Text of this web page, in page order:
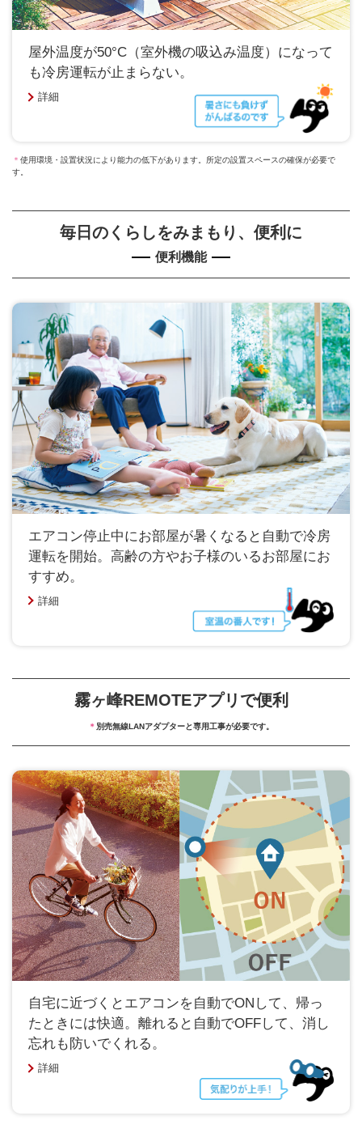
屋外温度が50°C（室外機の吸込み温度）になって
も冷房運転が止まらない。
詳細
＊ 使用環境・設置状況により能力の低下があります。所定の設置スペースの確保が必要で
す。
毎日のくらしをみまもり、便利に
便利機能
エアコン停止中にお部屋が暑くなると自動で冷房
運転を開始。高齢の方やお子様のいるお部屋にお
すすめ。
詳細
霧ヶ峰REMOTEアプリで便利
＊ 別売無線LANアダプターと専用工事が必要です。
自宅に近づくとエアコンを自動でONして、帰っ
たときには快適。離れると自動でOFFして、消し
忘れも防いでくれる。
詳細